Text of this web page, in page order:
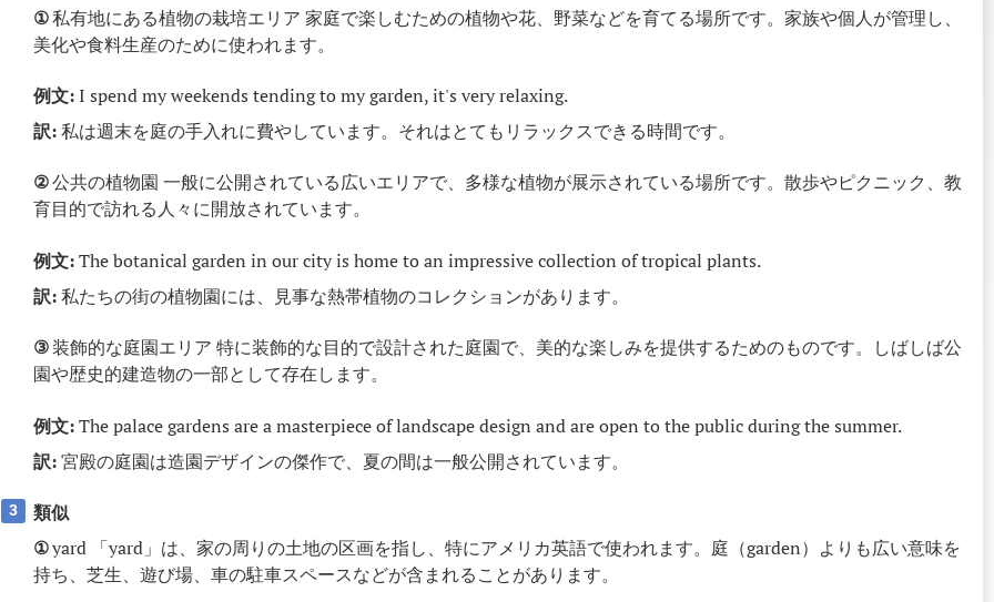
①私有地にある植物の栽培エリア 家庭で楽しむための植物や花、野菜などを育てる場所です。家族や個人が管理し、
美化や食料生産のために使われます。
例文:I spend my weekends tending to my garden, it's very relaxing.
訳:私は週末を庭の手入れに費やしています。それはとてもリラックスできる時間です。
②公共の植物園 一般に公開されている広いエリアで、多様な植物が展示されている場所です。散歩やピクニック、教
育目的で訪れる人々に開放されています。
例文:The botanical garden in our city is home to an impressive collection of tropical plants.
訳:私たちの街の植物園には、見事な熱帯植物のコレクションがあります。
③装飾的な庭園エリア 特に装飾的な目的で設計された庭園で、美的な楽しみを提供するためのものです。しばしば公
園や歴史的建造物の一部として存在します。
例文:The palace gardens are a masterpiece of landscape design and are open to the public during the summer.
訳:宮殿の庭園は造園デザインの傑作で、夏の間は一般公開されています。
3
類似
①yard 「yard」は、家の周りの土地の区画を指し、特にアメリカ英語で使われます。庭（garden）よりも広い意味を
持ち、芝生、遊び場、車の駐車スペースなどが含まれることがあります。